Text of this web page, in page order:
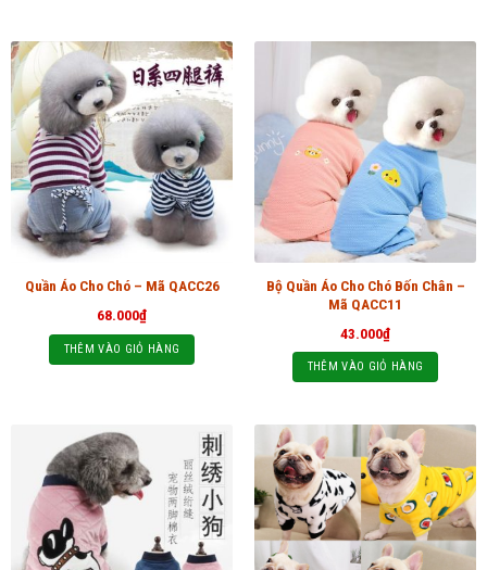
Quần Áo Cho Chó – Mã QACC26
68.000₫
THÊM VÀO GIỎ HÀNG
Bộ Quần Áo Cho Chó Bốn Chân –
Mã QACC11
43.000₫
THÊM VÀO GIỎ HÀNG